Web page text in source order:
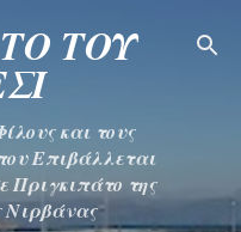
ΤΟΥ
και τους
Επιβάλλεται
Πριγκιπάτο της
Νιρβάνας